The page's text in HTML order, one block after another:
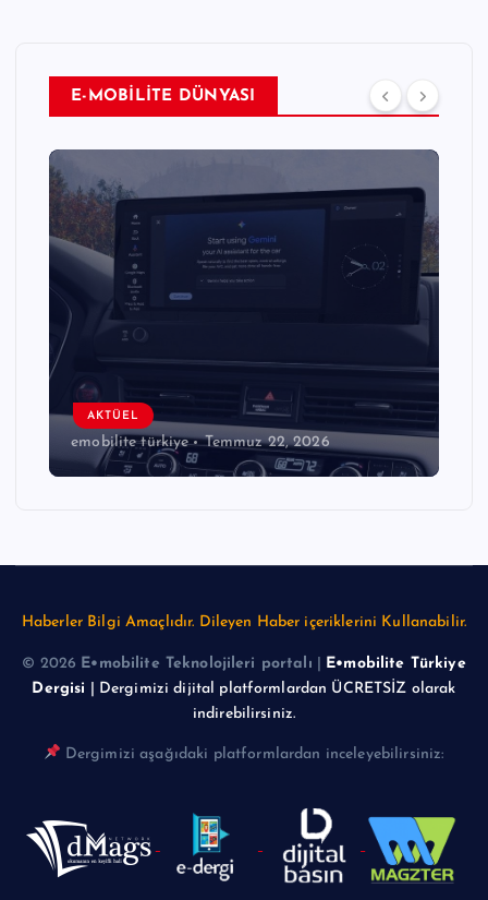
E-MOBİLİTE DÜNYASI
AKTÜEL
emobilite türkiye Temmuz 22, 2026
Haberler Bilgi Amaçlıdır. Dileyen Haber içeriklerini Kullanabilir.
© 2026 E•mobilite Teknolojileri portalı
E•mobilite Türkiye
Dergisi | Dergimizi dijital platformlardan ÜCRETSİZ olarak
indirebilirsiniz.
Dergimizi aşağıdaki platformlardan inceleyebilirsiniz: